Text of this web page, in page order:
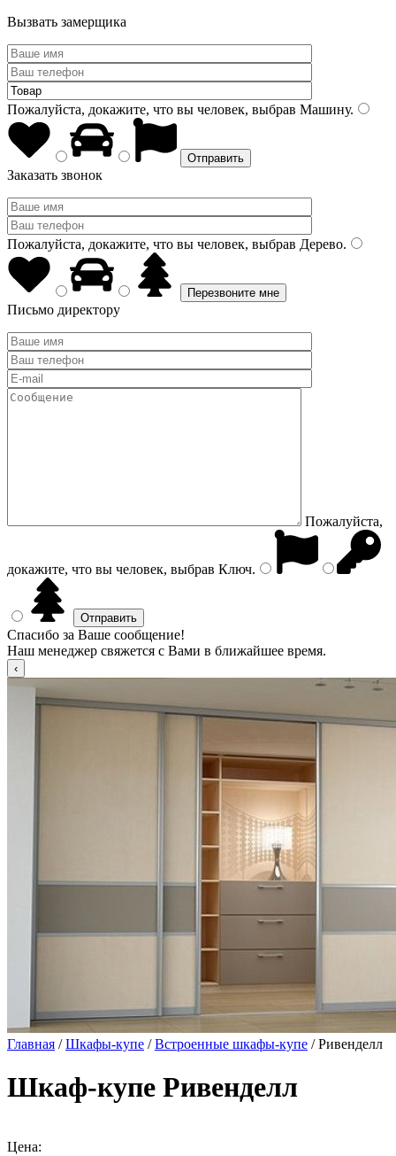
Вызвать замерщика
Пожалуйста, докажите, что вы человек, выбрав Машину.
Заказать звонок
Пожалуйста, докажите, что вы человек, выбрав Дерево.
Письмо директору
Пожалуйста,
докажите, что вы человек, выбрав Ключ.
Спасибо за Ваше сообщение!
Наш менеджер свяжется с Вами в ближайшее время.
Главная /Шкафы-купе /Встроенные шкафы-купе / Ривенделл
Шкаф-купе Ривенделл
Цена: